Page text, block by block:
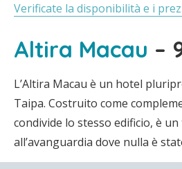
Verificate la disponibilità e i
Altira Macau –
L’Altira Macau è un hotel
Taipa. Costruito come
condivide lo stesso edificio, è
all’avanguardia dove nulla è